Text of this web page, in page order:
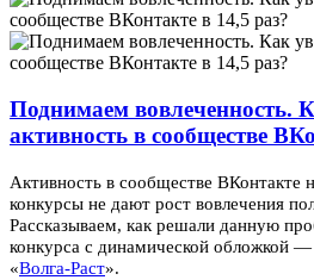
Поднимаем вовлеченность.
активность в сообществе
Активность в сообществе ВКонтакте
конкурсы не дают рост вовлечения
Рассказываем, как решали данную
конкурса с динамической обложкой
«Волга-Раст».